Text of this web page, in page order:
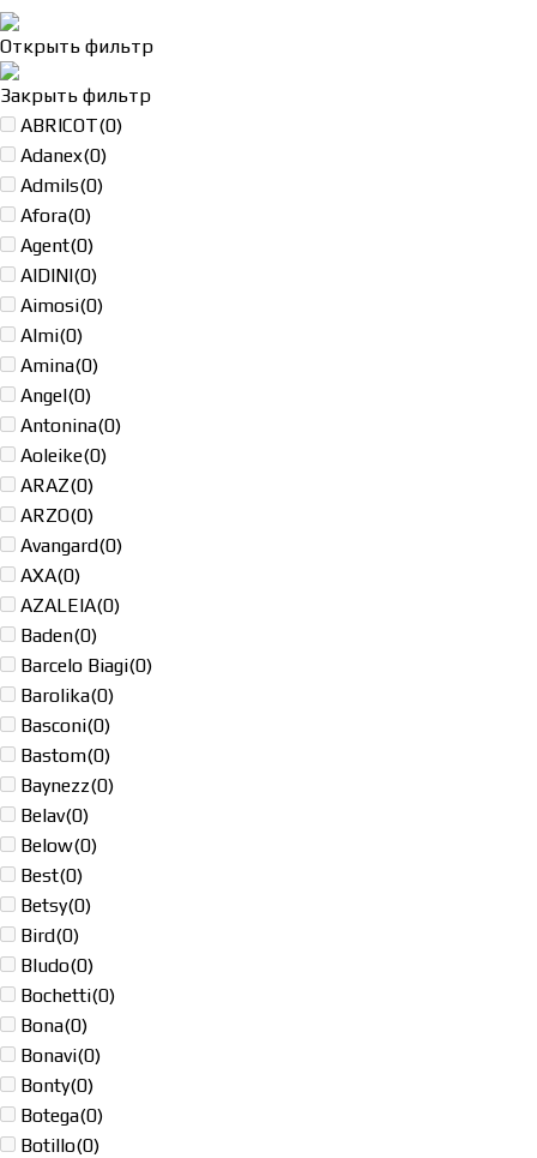
Открыть фильтр
Закрыть фильтр
ABRICOT(0)
Adanex(0)
Admils(0)
Afora(0)
Agent(0)
AIDINI(0)
Aimosi(0)
Almi(0)
Amina(0)
Angel(0)
Antonina(0)
Aoleike(0)
ARAZ(0)
ARZO(0)
Avangard(0)
AXA(0)
AZALEIA(0)
Baden(0)
Barcelo Biagi(0)
Barolika(0)
Basconi(0)
Bastom(0)
Baynezz(0)
Belav(0)
Below(0)
Best(0)
Betsy(0)
Bird(0)
Bludo(0)
Bochetti(0)
Bona(0)
Bonavi(0)
Bonty(0)
Botega(0)
Botillo(0)